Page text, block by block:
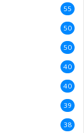
55
50
50
40
40
39
38